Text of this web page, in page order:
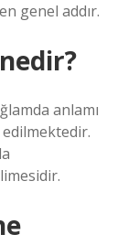
genel addır.
anlamı
edilmektedir.